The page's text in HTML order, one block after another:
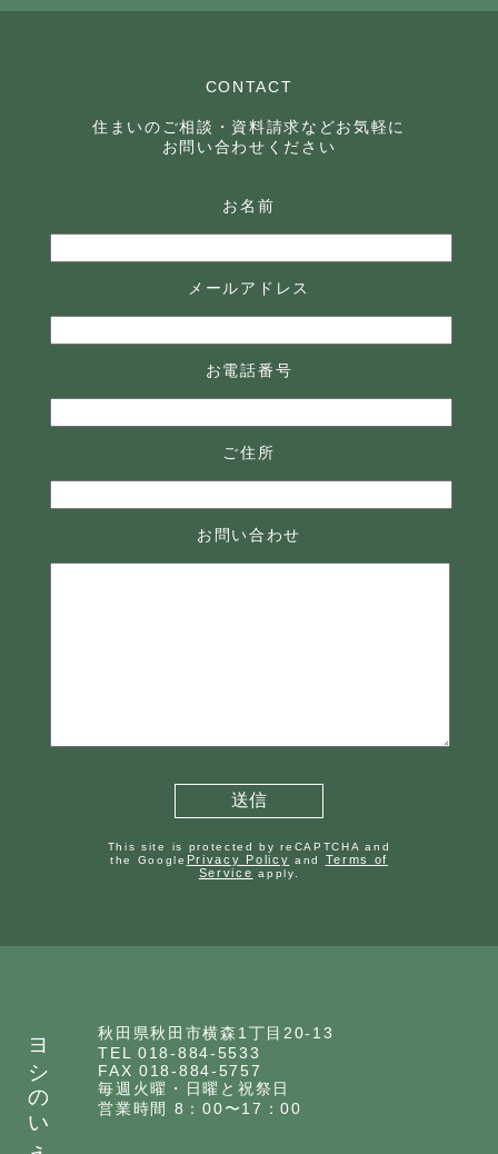
CONTACT
住まいのご相談・資料請求などお気軽に
お問い合わせください
お名前
メールアドレス
お電話番号
ご住所
お問い合わせ
This site is protected by reCAPTCHA and
the Google Privacy Policy and Terms of
Service apply.
ヨシのいえ
秋田県秋田市横森1丁目20-13
TEL 018-884-5533
FAX 018-884-5757
毎週火曜・日曜と祝祭日
営業時間 8：00〜17：00